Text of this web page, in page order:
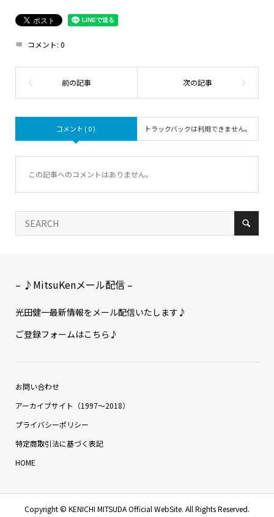
コメント: 0
コメント ( 0 ) トラックバックは利用できません。
この記事へのコメントはありません。
– ♪MitsuKenメール配信 –
光田健一最新情報をメール配信いたします♪
ご登録フォームはこちら♪
お問い合わせ
アーカイブサイト（1997〜2018）
プライバシーポリシー
特定商取引法に基づく表記
HOME
Copyright © KENICHI MITSUDA Official WebSite. All Rights Reserved.